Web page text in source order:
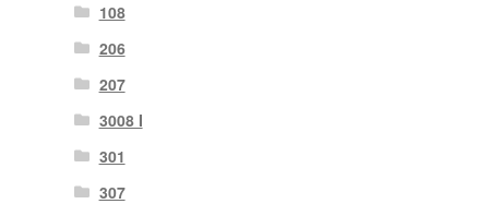
108
206
207
3008 I
301
307